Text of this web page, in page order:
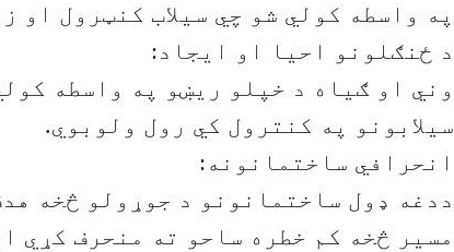
په واسطه کولي شو چي سیلاب کنټرول او
د ځنګلونو احیا او ایجاد:
وني او ګیاه د خپلو ریښو په واسطه
سیلابونو په کنترول کي رول ولوبوي.
انحرافي ساختمانونه:
ددغه ډول ساختمانونو د جوړولو څخه
مسیر څخه کم خطره ساحو ته منحرف کړي